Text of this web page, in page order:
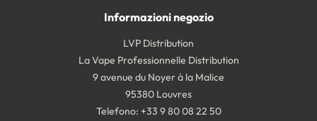
Informazioni negozio
LVP Distribution
La Vape Professionnelle Distribution
9 avenue du Noyer à la Malice
95380 Louvres
Telefono: +33 9 80 08 22 50